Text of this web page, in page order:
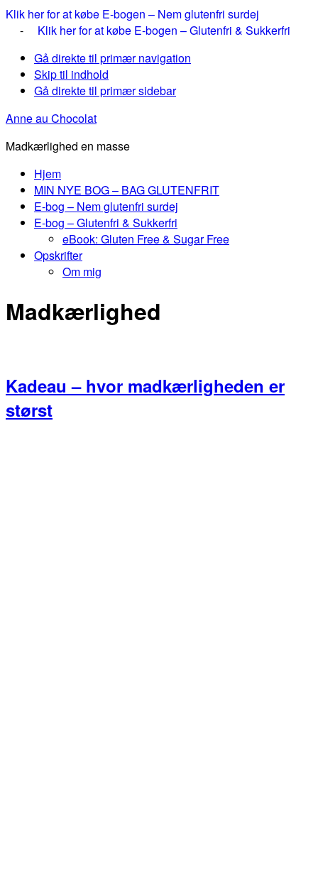
Klik her for at købe E-bogen – Nem glutenfri surdej
- Klik her for at købe E-bogen – Glutenfri & Sukkerfri
Gå direkte til primær navigation
Skip til indhold
Gå direkte til primær sidebar
Anne au Chocolat
Madkærlighed en masse
Hjem
MIN NYE BOG – BAG GLUTENFRIT
E-bog – Nem glutenfri surdej
E-bog – Glutenfri & Sukkerfri
eBook: Gluten Free & Sugar Free
Opskrifter
Om mig
Madkærlighed
Kadeau – hvor madkærligheden er
størst